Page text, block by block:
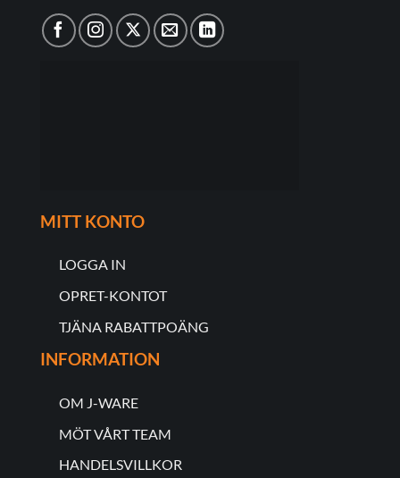
MITT KONTO
LOGGA IN
OPRET-KONTOT
TJÄNA RABATTPOÄNG
INFORMATION
OM J-WARE
MÖT VÅRT TEAM
HANDELSVILLKOR